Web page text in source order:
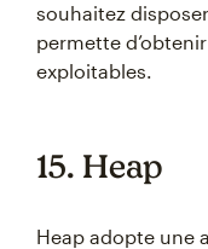
souhaitez
permette
exploitables.
15. Heap
Heap adopte une